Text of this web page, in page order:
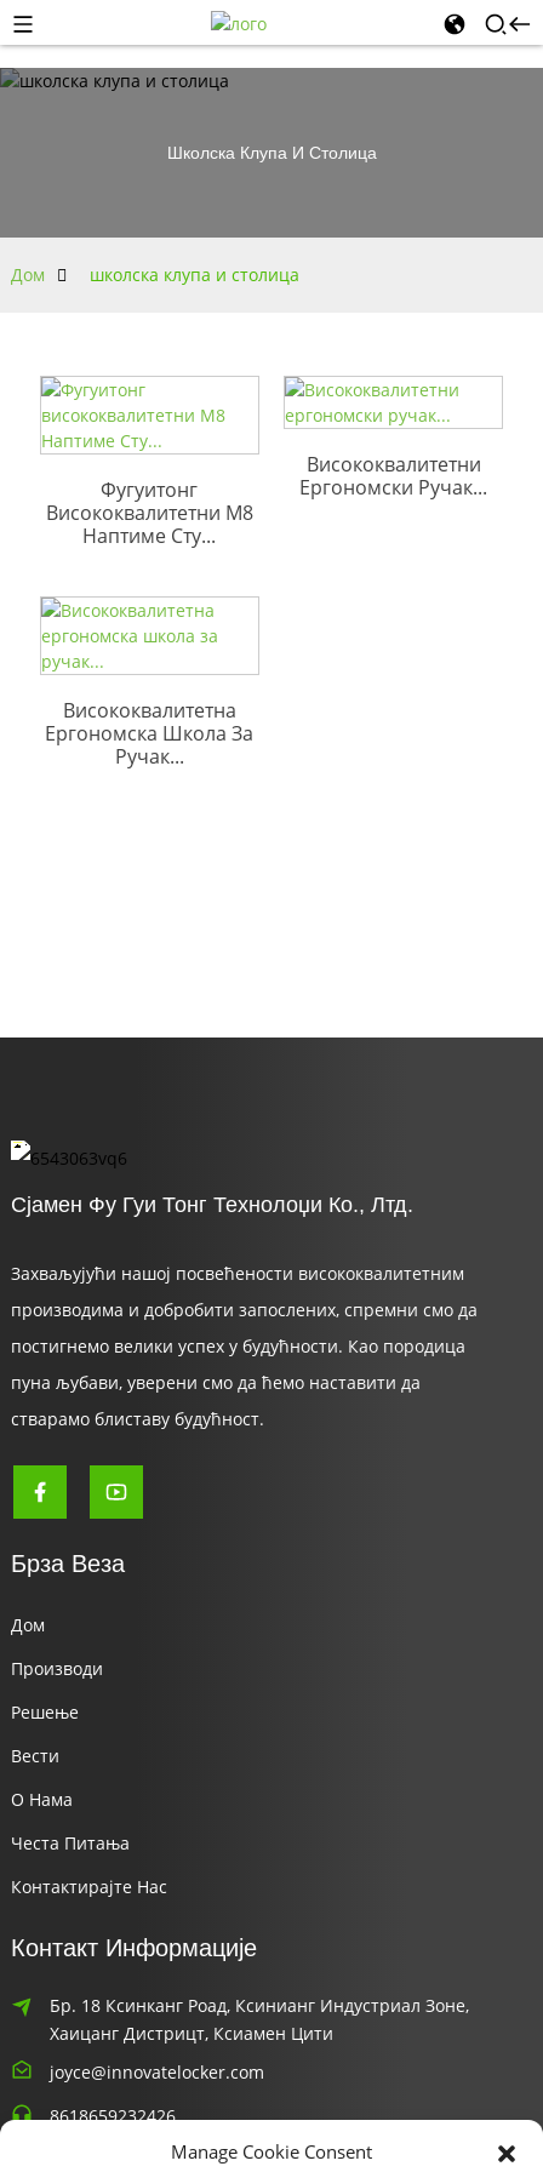
Школска Клупа И Столица
Дом школска клупа и столица
Фугуитонг
Висококвалитетни М8
Наптиме Сту...
Висококвалитетни
Ергономски Ручак...
Висококвалитетна
Ергономска Школа За
Ручак...
Сјамен Фу Гуи Тонг Технолоџи Ко., Лтд.
Захваљујући нашој посвећености висококвалитетним
производима и добробити запослених, спремни смо да
постигнемо велики успех у будућности. Као породица
пуна љубави, уверени смо да ћемо наставити да
стварамо блиставу будућност.
Брза Веза
Дом
Производи
Решење
Вести
О Нама
Честа Питања
Контактирајте Нас
Контакт Информације
Бр. 18 Ксинканг Роад, Ксинианг Индустриал Зоне,
Хаицанг Дистрицт, Ксиамен Цити
joyce@innovatelocker.com
8618659232426
Manage Cookie Consent